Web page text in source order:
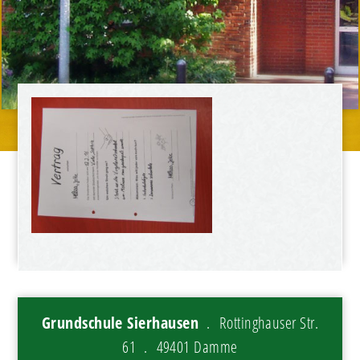
Grundschule Sierhausen . Rottinghauser Str.
61 . 49401 Damme